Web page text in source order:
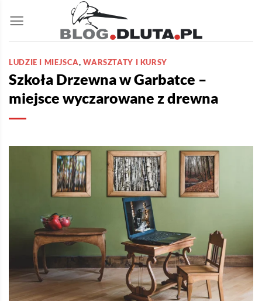
do
zawartości
LUDZIE I MIEJSCA,WARSZTATY I KURSY
Szkoła Drzewna w Garbatce –
miejsce wyczarowane z drewna